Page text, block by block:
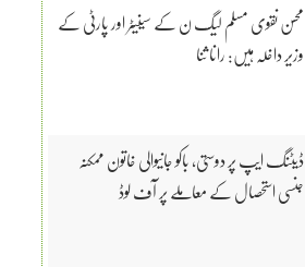
محسن نقوی مسلم لیگ ن کے سینیٹر اور پارٹی کے
وزیر داخلہ ہیں: رانا ثنا
ڈیٹنگ ایپ پر دوستی، باکو جانیوالی خاتون ممکنہ
جنسی استحصال کے معاملے پر آف لوڈ